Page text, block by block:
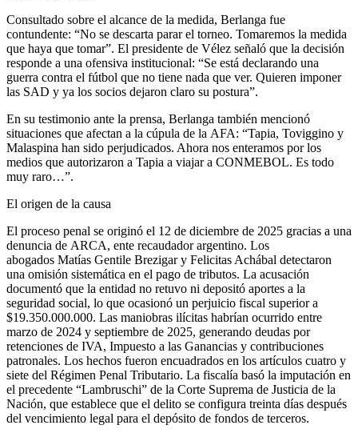
Consultado sobre el alcance de la medida, Berlanga fue
contundente: “No se descarta parar el torneo. Tomaremos la medida
que haya que tomar”. El presidente de Vélez señaló que la decisión
responde a una ofensiva institucional: “Se está declarando una
guerra contra el fútbol que no tiene nada que ver. Quieren imponer
las SAD y ya los socios dejaron claro su postura”.
En su testimonio ante la prensa, Berlanga también mencionó
situaciones que afectan a la cúpula de la AFA: “Tapia, Toviggino y
Malaspina han sido perjudicados. Ahora nos enteramos por los
medios que autorizaron a Tapia a viajar a CONMEBOL. Es todo
muy raro…”.
El origen de la causa
El proceso penal se originó el 12 de diciembre de 2025 gracias a una
denuncia de ARCA, ente recaudador argentino. Los
abogados Matías Gentile Brezigar y Felicitas Achábal detectaron
una omisión sistemática en el pago de tributos. La acusación
documentó que la entidad no retuvo ni depositó aportes a la
seguridad social, lo que ocasionó un perjuicio fiscal superior a
$19.350.000.000. Las maniobras ilícitas habrían ocurrido entre
marzo de 2024 y septiembre de 2025, generando deudas por
retenciones de IVA, Impuesto a las Ganancias y contribuciones
patronales. Los hechos fueron encuadrados en los artículos cuatro y
siete del Régimen Penal Tributario. La fiscalía basó la imputación en
el precedente “Lambruschi” de la Corte Suprema de Justicia de la
Nación, que establece que el delito se configura treinta días después
del vencimiento legal para el depósito de fondos de terceros.